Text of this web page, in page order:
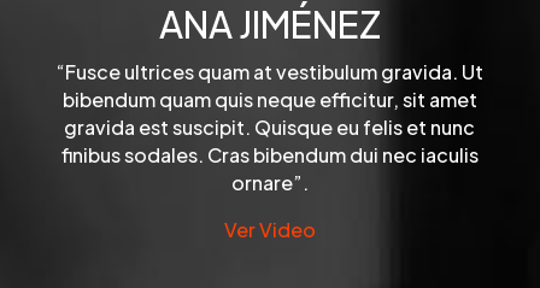
ANA JIMÉNEZ
“Fusce ultrices quam at vestibulum gravida. Ut
bibendum quam quis neque efficitur, sit amet
gravida est suscipit. Quisque eu felis et nunc
finibus sodales. Cras bibendum dui nec iaculis
ornare”.
Ver Video